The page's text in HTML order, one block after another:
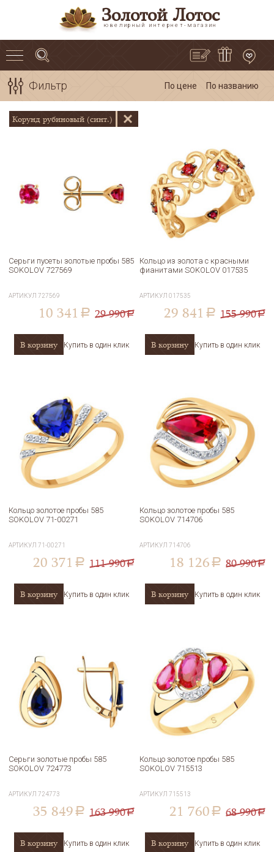
Золотой Лотос
ювелирный интернет-магазин
Фильтр По цене По названию
Корунд рубиновый (синт.)
Серьги пусеты золотые пробы 585
SOKOLOV 727569
АРТИКУЛ 727569
10 341 a 29 990a
В корзину Купить в один клик
Кольцо из золота с красными
фианитами SOKOLOV 017535
АРТИКУЛ017535
29 841 a 155 990a
В корзину Купить в один клик
Кольцо золотое пробы 585
SOKOLOV 71-00271
АРТИКУЛ71-00271
20 371 a 111 990a
В корзину Купить в один клик
Кольцо золотое пробы 585
SOKOLOV 714706
АРТИКУЛ714706
18 126 a 80 990a
В корзину Купить в один клик
Серьги золотые пробы 585
SOKOLOV 724773
АРТИКУЛ724773
35 849 a 163 990a
В корзину Купить в один клик
Кольцо золотое пробы 585
SOKOLOV 715513
АРТИКУЛ715513
21 760 a 68 990a
В корзину Купить в один клик